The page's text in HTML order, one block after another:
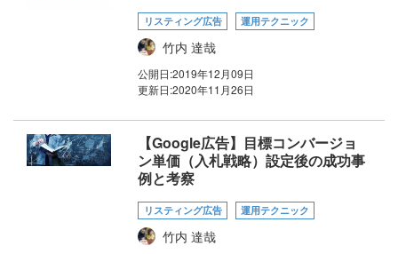
リスティング広告 運用テクニック
竹内 達哉
公開日:2019年12月09日
更新日:2020年11月26日
【Google広告】目標コンバージョ
ン単価（入札戦略）設定後の成功事
例と考察
リスティング広告 運用テクニック
竹内 達哉